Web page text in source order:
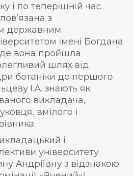
і по теперішній час
з
державним
імені Богдана
вона пройшла
шлях від
ботаніки до першого
І.А. знають як
викладача,
вмілого і
і
університету
Андріївну з відзнакою